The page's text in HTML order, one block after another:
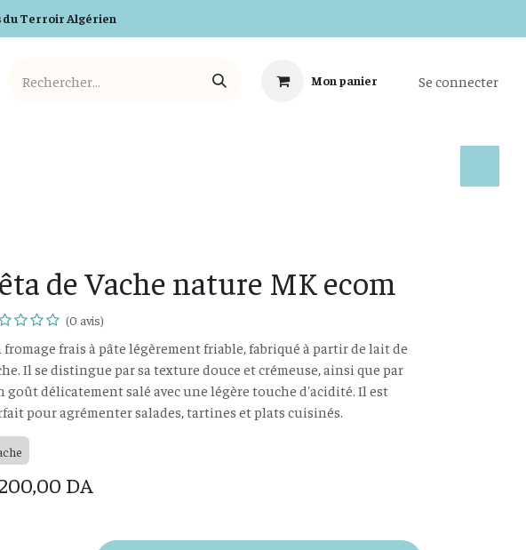
du Terroir Algérien
Mon panier Se connecter
de Vache nature MK ecom
(0 avis)
fromage frais à pâte légèrement friable, fabriqué à partir de lait de
Il se distingue par sa texture douce et crémeuse, ainsi que par
goût délicatement salé avec une légère touche d'acidité. Il est
pour agrémenter salades, tartines et plats cuisinés.
DA